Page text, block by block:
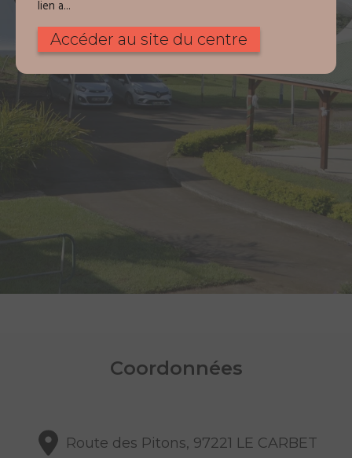
lien a...
Accéder au site du centre
Coordonnées
Route des Pitons, 97221 LE CARBET